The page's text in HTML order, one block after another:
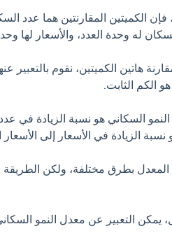
فإن الكميتين المقارنتين هما عدد
له وحدة العدد، والأسعار لها
هاتين الكميتين، نقوم بالتعبير
الكم الثابت.
السكاني هو نسبة الزيادة في
الزيادة في الأسعار إلى الأسعار
المعدل بطرق مختلفة، ولكن الطريقة